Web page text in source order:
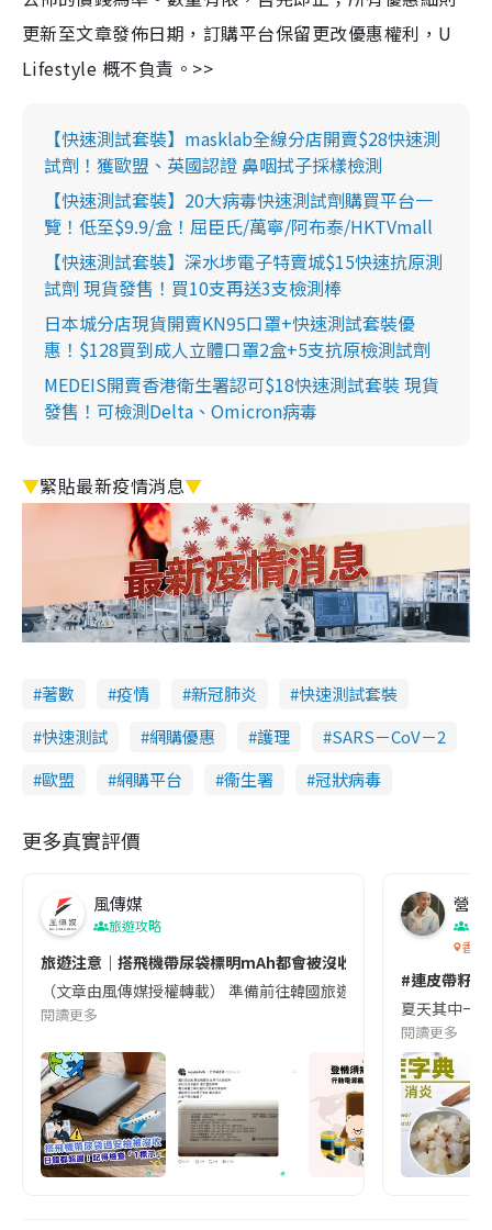
更新至文章發佈日期，訂購平台保留更改優惠權利，U
Lifestyle 概不負責。>>
【快速測試套裝】masklab全線分店開賣$28快速測
試劑！獲歐盟、英國認證 鼻咽拭子採樣檢測
【快速測試套裝】20大病毒快速測試劑購買平台一
覽！低至$9.9/盒！屈臣氏/萬寧/阿布泰/HKTVmall
【快速測試套裝】深水埗電子特賣城$15快速抗原測
試劑 現貨發售！買10支再送3支檢測棒
日本城分店現貨開賣KN95口罩+快速測試套裝優
惠！$128買到成人立體口罩2盒+5支抗原檢測試劑
MEDEIS開賣香港衛生署認可$18快速測試套裝 現貨
發售！可檢測Delta、Omicron病毒
▼緊貼最新疫情消息▼
著數 疫情 新冠肺炎
快速測試套裝
快速測試
網購優惠 護理
SARS－CoV－2
歐盟
網購平台 衞生署 冠狀病毒
更多真實評價
風傳媒
旅遊攻略
旅遊注意｜搭飛機帶尿袋標明mAh都會被沒收😱出發前切記檢查
（文章由風傳媒授權轉載） 準備前往韓國旅遊的民眾，近期要
閱讀更多
營養
香港
#連皮帶籽
夏天其中一
閱讀更多